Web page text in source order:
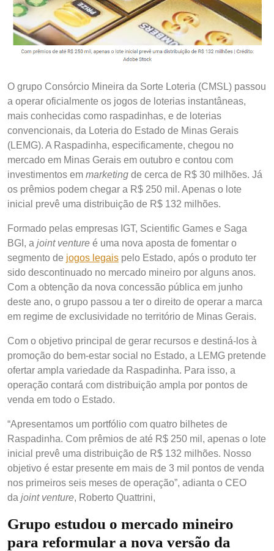
O grupo Consórcio Mineira da Sorte Loteria (CMSL) passou
a operar oficialmente os jogos de loterias instantâneas,
mais conhecidas como raspadinhas, e de loterias
convencionais, da Loteria do Estado de Minas Gerais
(LEMG). A Raspadinha, especificamente, chegou no
mercado em Minas Gerais em outubro e contou com
investimentos em marketing de cerca de R$ 30 milhões. Já
os prêmios podem chegar a R$ 250 mil. Apenas o lote
inicial prevê uma distribuição de R$ 132 milhões.
Formado pelas empresas IGT, Scientific Games e Saga
BGI, a joint venture é uma nova aposta de fomentar o
segmento de jogos legais pelo Estado, após o produto ter
sido descontinuado no mercado mineiro por alguns anos.
Com a obtenção da nova concessão pública em junho
deste ano, o grupo passou a ter o direito de operar a marca
em regime de exclusividade no território de Minas Gerais.
Com o objetivo principal de gerar recursos e destiná-los à
promoção do bem-estar social no Estado, a LEMG pretende
ofertar ampla variedade da Raspadinha. Para isso, a
operação contará com distribuição ampla por pontos de
venda em todo o Estado.
“Apresentamos um portfólio com quatro bilhetes de
Raspadinha. Com prêmios de até R$ 250 mil, apenas o lote
inicial prevê uma distribuição de R$ 132 milhões. Nosso
objetivo é estar presente em mais de 3 mil pontos de venda
nos primeiros seis meses de operação”, adianta o CEO
da joint venture, Roberto Quattrini,
Grupo estudou o mercado mineiro
para reformular a nova versão da